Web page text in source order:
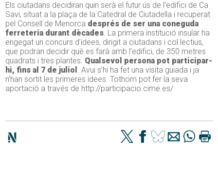
Els ciutadans decidiran quin serà el futur ús de l’edifici de Ca
Savi, situat a la plaça de la Catedral de Ciutadella i recuperat
pel Consell de Menorca després de ser una coneguda
ferreteria durant dècades. La primera institució insular ha
engegat un concurs d’idees, dirigit a ciutadans i col.lectius,
que podran decidir què es farà amb l’edifici, de 350 metres
quadrats i tres plantes. Qualsevol persona pot participar-
hi, fins al 7 de juliol . Avui s’hi ha fet una visita guiada i ja
n’han sortit les primeres idees. Tothom pot fer la seva
aportació a través de http://participacio.cime.es/